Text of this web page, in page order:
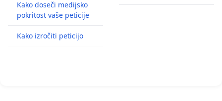
Kako doseči medijsko
pokritost vaše peticije
Kako izročiti peticijo